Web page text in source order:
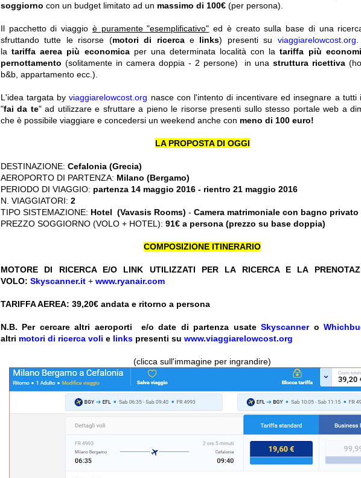
soggiorno con un budget limitato ad un massimo di 100€ (per persona).
Il pacchetto di viaggio è puramente "esemplificativo" ed è creato sulla base di una
sfruttando tutte le risorse (motori di ricerca e links) presenti su viaggiarelowcost.org
la tariffa aerea più economicaper una determinata località con latariffa più
pernottamento (solitamente in camera doppia - 2 persone) in unastruttura ricettiva
b&b, appartamento ecc.).
L'idea targata byviaggiarelowcost.org nasce con l'intento di incentivare ed insegnare a tutti
"fai da te" ad utilizzare e sfruttare a pieno le risorse presenti sullo stesso portale web a
che è possibile viaggiare e concedersi un weekend anche con meno di 100 euro!
LA PROPOSTA DI OGGI
DESTINAZIONE: Cefalonia (Grecia)
AEROPORTO DI PARTENZA: Milano (Bergamo)
PERIODO DI VIAGGIO: partenza 14 maggio 2016 - rientro 21 maggio 2016
N. VIAGGIATORI: 2
TIPO SISTEMAZIONE: Hotel (Vavasis Rooms) - Camera matrimoniale con bagno privato
PREZZO SOGGIORNO (VOLO + HOTEL): 91€ a persona (prezzo su base doppia)
COMPOSIZIONE ITINERARIO
MOTORE DI RICERCA E/O LINK UTILIZZATI PER LA RICERCA E LA
VOLO: Skyscanner.it + www.ryanair.com
TARIFFA AEREA: 39,20€ andata e ritorno a persona
N.B. Per cercare altri aeroporti e/o date di partenza usateSkyscannero
altri motori di ricerca voli e links presenti su www.viaggiarelowcost.org
(clicca sull'immagine per ingrandire)